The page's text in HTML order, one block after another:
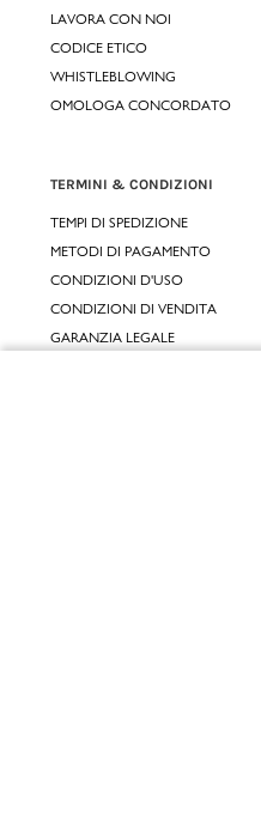
LAVORA CON NOI
CODICE ETICO
WHISTLEBLOWING
OMOLOGA CONCORDATO
TERMINI & CONDIZIONI
TEMPI DI SPEDIZIONE
METODI DI PAGAMENTO
CONDIZIONI D'USO
CONDIZIONI DI VENDITA
GARANZIA LEGALE